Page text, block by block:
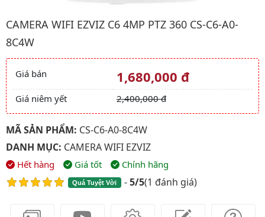
CAMERA WIFI EZVIZ C6 4MP PTZ 360 CS-C6-A0-
8C4W
Giá và khuyến mãi
Giá bán 1,680,000 đ
Giá niêm yết 2,400,000 đ
MÃ SẢN PHẨM: CS-C6-A0-8C4W
DANH MỤC: CAMERA WIFI EZVIZ
Hết hàng Giá tốt Chính hãng
Quá Tuyệt Vời -5/5(1 đánh giá)